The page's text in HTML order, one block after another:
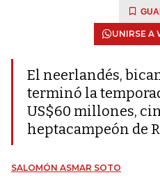
UNIRSE A
El neerlandés,
terminó la
US$60 millones,
heptacampeón de
SALOMÓN ASMAR SOTO